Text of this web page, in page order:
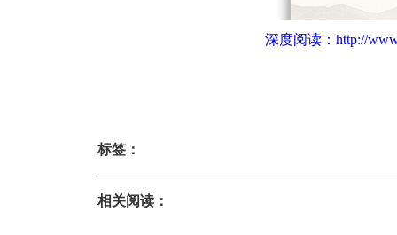
深度阅读： http://
标签：
相关阅读：